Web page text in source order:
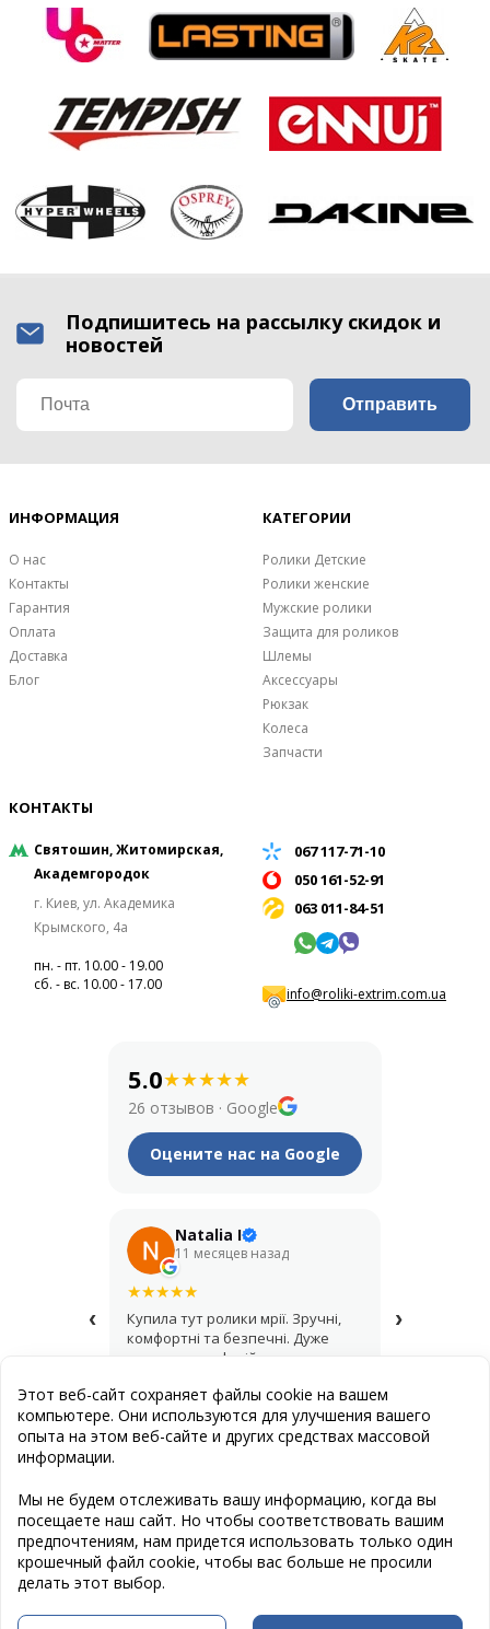
Подпишитесь на рассылку скидок и
новостей
ИНФОРМАЦИЯ
О нас
Контакты
Гарантия
Оплата
Доставка
Блог
КАТЕГОРИИ
Ролики Детские
Ролики женские
Мужские ролики
Защита для роликов
Шлемы
Аксессуары
Рюкзак
Колеса
Запчасти
КОНТАКТЫ
Святошин, Житомирская,
Академгородок
г. Киев, ул. Академика
Крымского, 4а
пн. - пт. 10.00 - 19.00
сб. - вс. 10.00 - 17.00
067 117-71-10
050 161-52-91
063 011-84-51
info@roliki-extrim.com.ua
5.0★★★★★
26 отзывов · Google
Оцените нас на Google
‹
Natalia I
11 месяцев назад
★★★★★
Купила тут ролики мрії. Зручні,
комфортні та безпечні. Дуже
дякую за професійну
вибором.
›
Публичная оферта
Создание сайта : Эстет Дизайн Студия
Программирование сайта: www.cravter.com
Этот веб-сайт сохраняет файлы cookie на вашем
компьютере. Они используются для улучшения вашего
опыта на этом веб-сайте и других средствах массовой
информации.
Мы не будем отслеживать вашу информацию, когда вы
посещаете наш сайт. Но чтобы соответствовать вашим
предпочтениям, нам придется использовать только один
крошечный файл cookie, чтобы вас больше не просили
делать этот выбор.